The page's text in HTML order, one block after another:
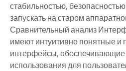
стабильностью,
запускать на старом
Сравнительный анализ
имеют интуитивно понятные и
интерфейсы, обеспечивающие
использования для